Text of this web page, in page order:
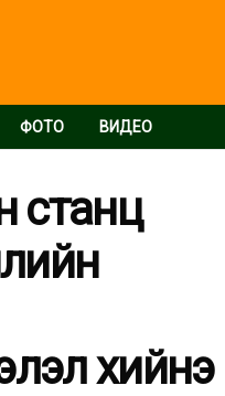
ФОТО ВИДЕО
станц
хийнэ